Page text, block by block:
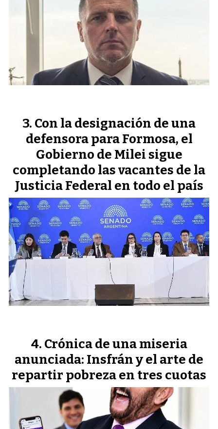
Con la designación de una
defensora para Formosa, el
Gobierno de Milei sigue
completando las vacantes de la
Justicia Federal en todo el país
Crónica de una miseria
anunciada: Insfrán y el arte de
repartir pobreza en tres cuotas